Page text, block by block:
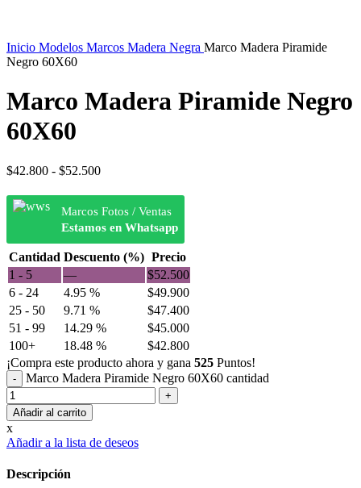
Inicio Modelos Marcos Madera Negra Marco Madera Piramide
Negro 60X60
Marco Madera Piramide Negro
60X60
$42.800 - $52.500
Marcos Fotos / Ventas
Estamos en Whatsapp
Cantidad Descuento (%) Precio
1 - 5
— $52.500
6 - 24
4.95 % $49.900
25 - 50
9.71 % $47.400
51 - 99
14.29 % $45.000
100+
18.48 % $42.800
¡Compra este producto ahora y gana 525 Puntos!
Marco Madera Piramide Negro 60X60 cantidad
Añadir al carrito
x
Añadir a la lista de deseos
Descripción